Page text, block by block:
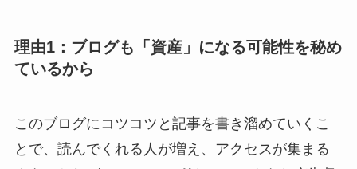
理由1：ブログも「資産」になる可能性を秘め
ているから
このブログにコツコツと記事を書き溜めていくこ
とで、読んでくれる人が増え、アクセスが集まる